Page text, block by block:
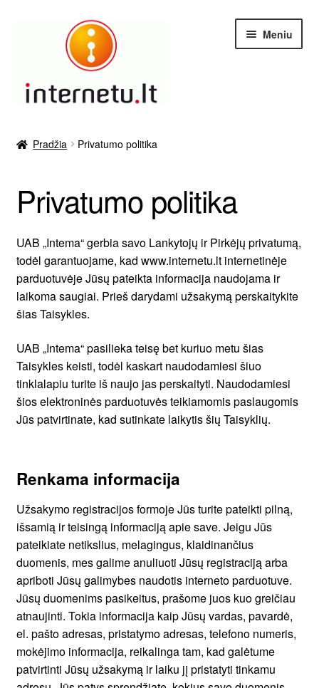
Meniu
Krepšelis
Paskyra
Taisyklės
Kontaktai
Pradžia Privatumo politika
Privatumo politika
UAB „Intema“ gerbia savo Lankytojų ir Pirkėjų privatumą,
todėl garantuojame, kad www.internetu.lt internetinėje
parduotuvėje Jūsų pateikta informacija naudojama ir
laikoma saugiai. Prieš darydami užsakymą perskaitykite
šias Taisykles.
UAB „Intema“ pasilieka teisę bet kuriuo metu šias
Taisykles keisti, todėl kaskart naudodamiesi šiuo
tinklalapiu turite iš naujo jas perskaityti. Naudodamiesi
šios elektroninės parduotuvės teikiamomis paslaugomis
Jūs patvirtinate, kad sutinkate laikytis šių Taisyklių.
Renkama informacija
Užsakymo registracijos formoje Jūs turite pateikti pilną,
išsamią ir teisingą informaciją apie save. Jeigu Jūs
pateikiate netikslius, melagingus, klaidinančius
duomenis, mes galime anuliuoti Jūsų registraciją arba
apriboti Jūsų galimybes naudotis interneto parduotuve.
Jūsų duomenims pasikeitus, prašome juos kuo greičiau
atnaujinti. Tokia informacija kaip Jūsų vardas, pavardė,
el. pašto adresas, pristatymo adresas, telefono numeris,
mokėjimo informacija, reikalinga tam, kad galėtume
patvirtinti Jūsų užsakymą ir laiku jį pristatyti tinkamu